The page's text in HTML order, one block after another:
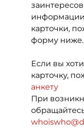
карточки,
форму ниже.
Если вы
карточку,
анкету
При